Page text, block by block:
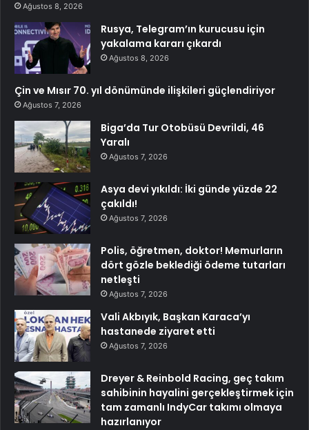
Ağustos 8, 2026
Rusya, Telegram’ın kurucusu için
yakalama kararı çıkardı
Ağustos 8, 2026
Çin ve Mısır 70. yıl dönümünde ilişkileri güçlendiriyor
Ağustos 7, 2026
Biga’da Tur Otobüsü Devrildi, 46
Yaralı
Ağustos 7, 2026
Asya devi yıkıldı: İki günde yüzde 22
çakıldı!
Ağustos 7, 2026
Polis, öğretmen, doktor! Memurların
dört gözle beklediği ödeme tutarları
netleşti
Ağustos 7, 2026
Vali Akbıyık, Başkan Karaca’yı
hastanede ziyaret etti
Ağustos 7, 2026
Dreyer & Reinbold Racing, geç takım
sahibinin hayalini gerçekleştirmek için
tam zamanlı IndyCar takımı olmaya
hazırlanıyor